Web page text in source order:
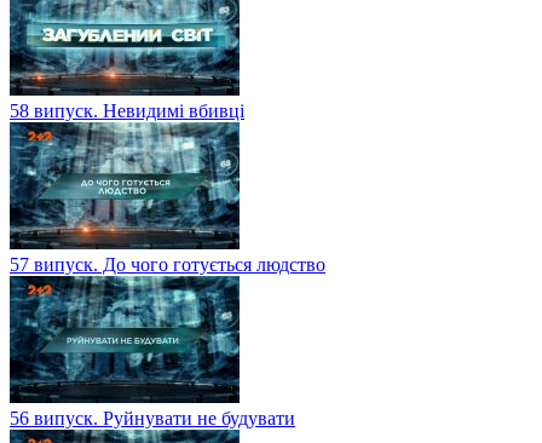
58 випуск. Невидимі вбивці
57 випуск. До чого готується людство
56 випуск. Руйнувати не будувати